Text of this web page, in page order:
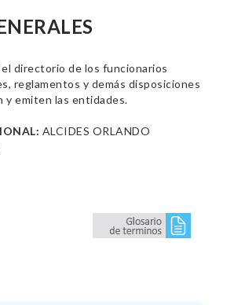
directorio de los funcionarios
reglamentos y demás disposiciones
y emiten las entidades.
ALCIDES ORLANDO